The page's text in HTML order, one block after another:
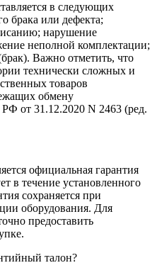
в следующих
брака или дефекта;
нарушение
неполной комплектации;
Важно отметить, что
технически сложных и
товаров
обмену
от 31.12.2020 N 2463 (ред.
официальная гарантия
в течение установленного
сохраняется при
оборудования. Для
предоставить
талон?